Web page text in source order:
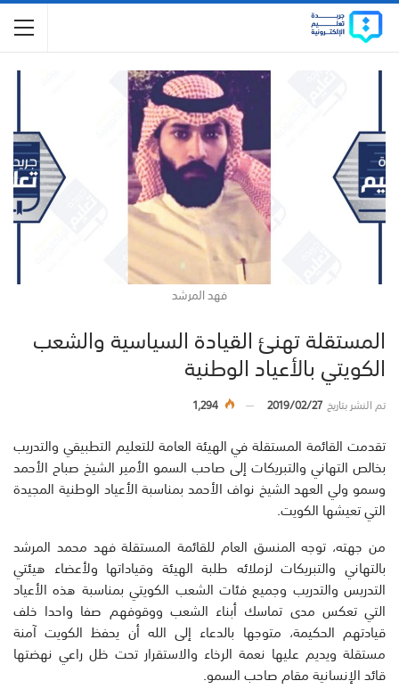
فهد المرشد
المستقلة تهنئ القيادة السياسية والشعب
الكويتي بالأعياد الوطنية
تم النشر بتاريخ2019/02/27
1,294
تقدمت القائمة المستقلة في الهيئة العامة للتعليم التطبيقي والتدريب
بخالص التهاني والتبريكات إلى صاحب السمو الأمير الشيخ صباح الأحمد
وسمو ولي العهد الشيخ نواف الأحمد بمناسبة الأعياد الوطنية المجيدة
التي تعيشها الكويت.
من جهته، توجه المنسق العام للقائمة المستقلة فهد محمد المرشد
بالتهاني والتبريكات لزملائه طلبة الهيئة وقياداتها ولأعضاء هيئتي
التدريس والتدريب وجميع فئات الشعب الكويتي بمناسبة هذه الأعياد
التي تعكس مدى تماسك أبناء الشعب ووقوفهم صفا واحدا خلف
قيادتهم الحكيمة، متوجها بالدعاء إلى الله أن يحفظ الكويت آمنة
مستقلة ويديم عليها نعمة الرخاء والاستقرار تحت ظل راعي نهضتها
قائد الإنسانية مقام صاحب السمو.